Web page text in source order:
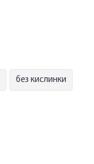
без кислинки